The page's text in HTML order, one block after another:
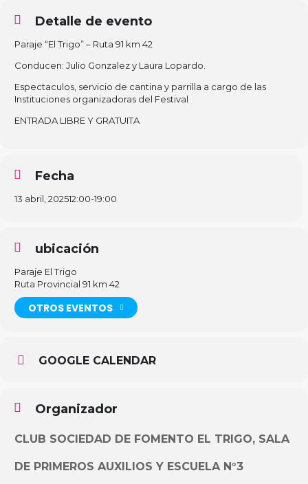
Detalle de evento
Paraje “El Trigo” – Ruta 91 km 42
Conducen: Julio Gonzalez y Laura Lopardo.
Espectaculos, servicio de cantina y parrilla a cargo de las
Instituciones organizadoras del Festival
ENTRADA LIBRE Y GRATUITA
Fecha
13 abril, 202512:00-19:00
ubicación
Paraje El Trigo
Ruta Provincial 91 km 42
OTROS EVENTOS
GOOGLE CALENDAR
Organizador
CLUB SOCIEDAD DE FOMENTO EL TRIGO, SALA
DE PRIMEROS AUXILIOS Y ESCUELA N°3